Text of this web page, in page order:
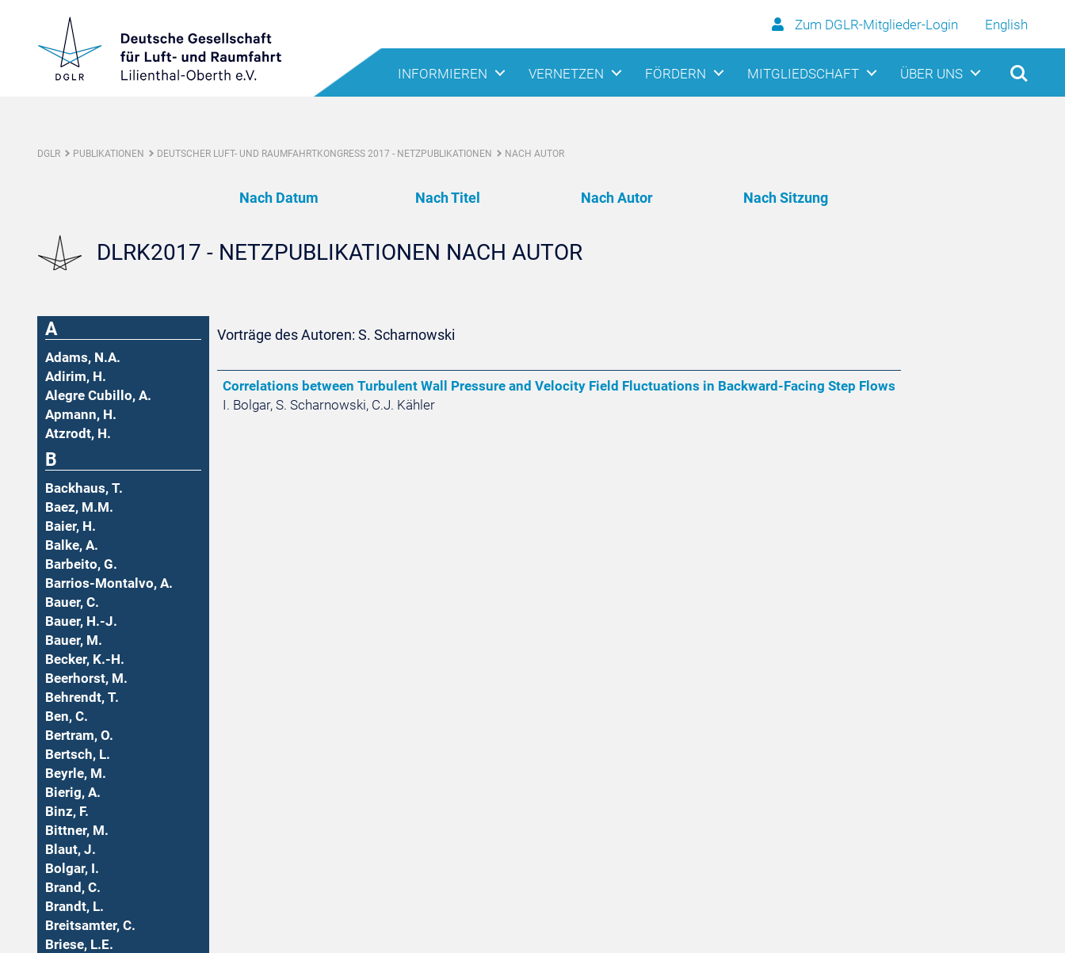
Zum DGLR-Mitglieder-Login English
INFORMIEREN VERNETZEN FÖRDERN MITGLIEDSCHAFT ÜBER UNS
DGLR PUBLIKATIONEN DEUTSCHER LUFT- UND RAUMFAHRTKONGRESS 2017 - NETZPUBLIKATIONEN NACH AUTOR
Nach Datum Nach Titel Nach Autor Nach Sitzung
DLRK2017 - NETZPUBLIKATIONEN NACH AUTOR
A
Adams, N.A.
Adirim, H.
Alegre Cubillo, A.
Apmann, H.
Atzrodt, H.
B
Backhaus, T.
Baez, M.M.
Baier, H.
Balke, A.
Barbeito, G.
Barrios-Montalvo, A.
Bauer, C.
Bauer, H.-J.
Bauer, M.
Becker, K.-H.
Beerhorst, M.
Behrendt, T.
Ben, C.
Bertram, O.
Bertsch, L.
Beyrle, M.
Bierig, A.
Binz, F.
Bittner, M.
Blaut, J.
Bolgar, I.
Brand, C.
Brandt, L.
Breitsamter, C.
Briese, L.E.
Vorträge des Autoren: S. Scharnowski
Correlations between Turbulent Wall Pressure and Velocity Field Fluctuations in Backward-Facing Step Flows
I. Bolgar, S. Scharnowski, C.J. Kähler